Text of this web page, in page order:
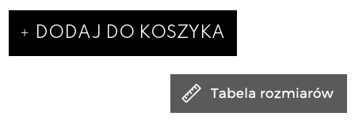
DODAJ DO KOSZYKA